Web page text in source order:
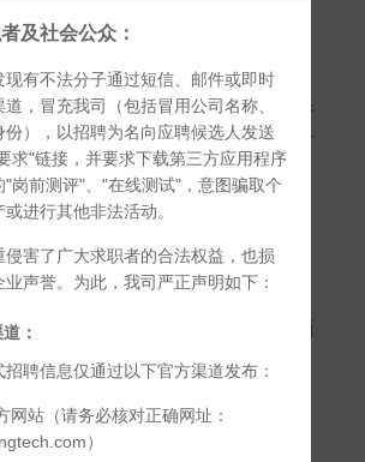
及社会公众：
现有不法分子通过短信、邮件或即时
，冒充我司（包括冒用公司名称、
份），以招聘为名向应聘候选人发送
求"链接，并要求下载第三方应用程序
"岗前测评"、"在线测试"，意图骗取个
进行其他非法活动。
侵害了广大求职者的合法权益，也损
声誉。为此，我司严正声明如下：
：
聘信息仅通过以下官方渠道发布：
网站（请务必核对正确网址：
）
01 代理品牌
我们已与30多家半导体品牌达成代
理合作关系，可为客户提供复杂的产
品设计方案及解决供应链挑战，同时
可为客户提供替代物料的解决方案。
02 一站式服务
多个合格供应商，可为客户提供全面
03 品质管理